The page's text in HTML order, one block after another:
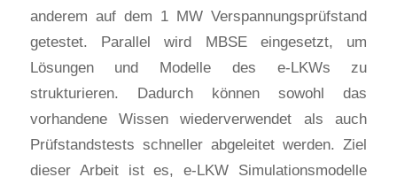
anderem auf dem 1 MW Verspannungsprüfstand
getestet. Parallel wird MBSE eingesetzt, um
Lösungen und Modelle des e-LKWs zu
strukturieren. Dadurch können sowohl das
vorhandene Wissen wiederverwendet als auch
Prüfstandstests schneller abgeleitet werden. Ziel
dieser Arbeit ist es, e-LKW Simulationsmodelle